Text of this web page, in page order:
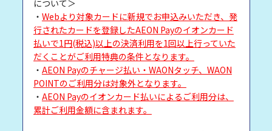
について＞
・ Webより対象カードに新規でお申込みいただき、発
行されたカードを登録したAEON Payのイオンカード
払いで1円(税込)以上の決済利用を1回以上行っていた
だくことがご利用特典の条件となります。
・ AEON Payのチャージ払い・WAONタッチ、WAON
POINTのご利用分は対象外となります。
・ AEON Payのイオンカード払いによるご利用分は、
累計ご利用金額に含まれます。